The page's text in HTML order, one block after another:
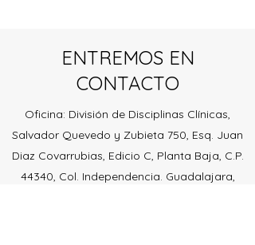
ENTREMOS EN
CONTACTO
Oficina: División de Disciplinas Clínicas,
Salvador Quevedo y Zubieta 750, Esq. Juan
Diaz Covarrubias, Edicio C, Planta Baja, C.P.
44340, Col. Independencia. Guadalajara,